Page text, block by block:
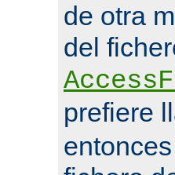
de otra
del
prefiere